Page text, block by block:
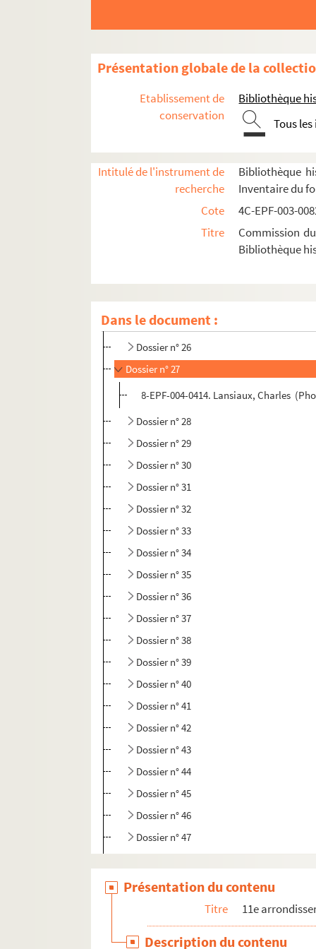
Présentation globale de la
Etablissement de
conservation
Bibliothèque
Tous
Intitulé de l'instrument de
recherche
Bibliothèque
Inventaire du
Cote
4C-EPF-003-
Titre
Commission
Bibliothèque
Dans le document :
Dossier n° 13
Dossier n° 15
Dossier n° 17
Dossier n° 18
Dossier n° 19
Dossier n° 23
Dossier n° 24
Dossier n° 25
Dossier n° 26
Dossier n° 27
8-EPF-004-0414. Lansiaux, Charles
Dossier n° 28
Dossier n° 29
Dossier n° 30
Dossier n° 31
Dossier n° 32
Dossier n° 33
Dossier n° 34
Dossier n° 35
Dossier n° 36
Dossier n° 37
Dossier n° 38
Dossier n° 39
Dossier n° 40
Dossier n° 41
Dossier n° 42
Dossier n° 43
Dossier n° 44
Dossier n° 45
Dossier n° 46
Dossier n° 47
Dossier n° 49
Dossier n° 51
Présentation du contenu
Titre 11e
Description du contenu